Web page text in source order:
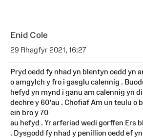
Enid Cole
29 Rhagfyr 2021, 16:27
Pryd oedd fy nhad yn blentyn oedd yn
o amgylch y fro i gasglu calennig .
hefyd yn mynd i ganu am calennig yn
dechre y 60'au . Chofiaf Am un teulu o
ein bro y 70
au hefyd . Yr arferiad wedi gorffen Ers
. Dysgodd fy nhad y penillion oedd ef